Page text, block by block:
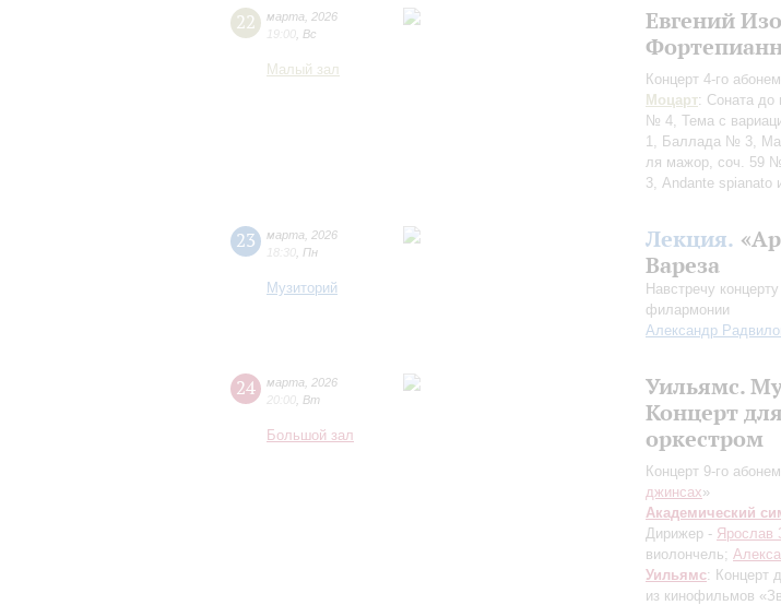
22 марта
2026
19:00 Вс
Малый зал
Евгений
Концерт 4-го
Моцарт: Соната до
№ 4, Тема с
1, Баллада № 3,
ля мажор, соч. 59
3, Andante spianato
23 марта
2026
18:30 Пн
Музиторий
Лекция.
Вареза
Навстречу концерту
филармонии
Александр
24 марта
2026
20:00 Вт
Большой зал
Уильямс.
Концерт
оркестром
Концерт 9-го
джинсах»
Академический
Дирижер - Ярослав
виолончель;
Уильямс: Концерт
из кинофильмов